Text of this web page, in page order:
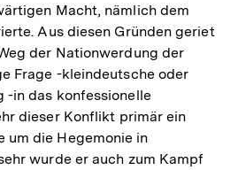
Macht, nämlich dem
Aus diesen Gründen geriet
der Nationwerdung der
Frage -kleindeutsche oder
-in das konfessionelle
dieser Konflikt primär ein
um die Hegemonie in
wurde er auch zum Kampf